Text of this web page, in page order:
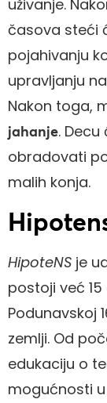
uživanje.
časova steći
pojahivanju
upravljanju
Nakon toga,
jahanje.
obradovati
malih konja.
HipoteNS je
postoji već
Podunavskoj
zemlji. Od
edukaciju o
mogućnosti